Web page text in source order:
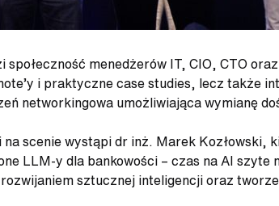
społeczność menedżerów IT, CIO, CTO
i praktyczne case studies, lecz także
networkingowa umożliwiająca wymianę
scenie wystąpi dr inż. Marek
LLM-y dla bankowości – czas na AI
sztucznej inteligencji oraz